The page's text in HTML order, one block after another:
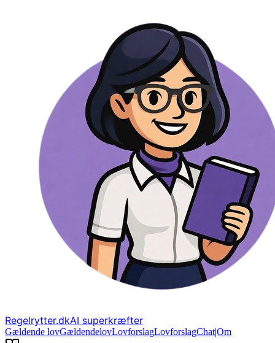
Regelrytter.dkAI superkræfter
Gældende lovGældendelovLovforslagLovforslagChat|Om